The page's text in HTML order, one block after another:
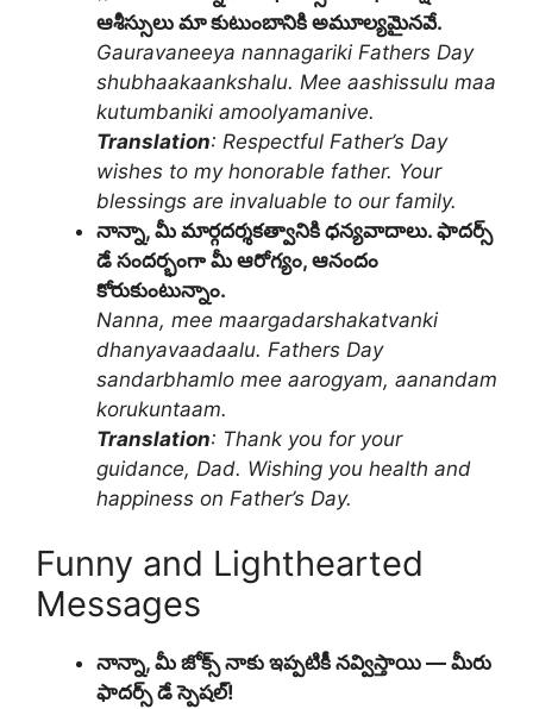
ఆశీస్సులు మా కుటుంబానికి అమూల్యమైనవే.
Gauravaneeya nannagariki Fathers Day
shubhaakaankshalu. Mee aashissulu maa
kutumbaniki amoolyamanive.
Translation: Respectful Father’s Day
wishes to my honorable father. Your
blessings are invaluable to our family.
నాన్నా, మీ మార్గదర్శకత్వానికి ధన్యవాదాలు. ఫాదర్స్
డే సందర్భంగా మీ ఆరోగ్యం, ఆనందం
కోరుకుంటున్నాం.
Nanna, mee maargadarshakatvanki
dhanyavaadaalu. Fathers Day
sandarbhamlo mee aarogyam, aanandam
korukuntaam.
Translation: Thank you for your
guidance, Dad. Wishing you health and
happiness on Father’s Day.
Funny and Lighthearted
Messages
నాన్నా, మీ జోక్స్ నాకు ఇప్పటికీ నవ్విస్తాయి — మీరు
ఫాదర్స్ డే స్పెషల్!